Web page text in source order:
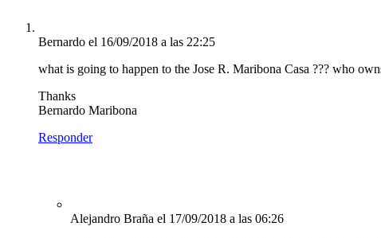
Bernardo el 16/09/2018 a las 22:25
what is going to happen to the Jose R. Maribona Casa ??? who
Thanks
Bernardo Maribona
Responder
Alejandro Braña el 17/09/2018 a las 06:26